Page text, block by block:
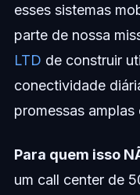
esses sistemas
parte de nossa
LTD de construir
conectividade
promessas amplas
Para quem isso
um call center de